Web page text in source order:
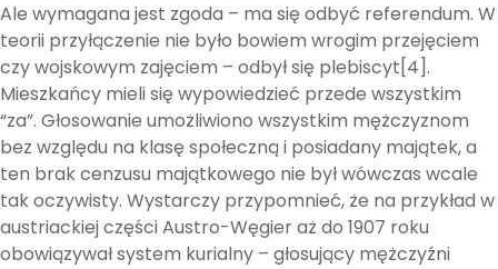
Ale wymagana jest zgoda – ma się odbyć referendum. W
teorii przyłączenie nie było bowiem wrogim przejęciem
czy wojskowym zajęciem – odbył się plebiscyt[4].
Mieszkańcy mieli się wypowiedzieć przede wszystkim
“za”. Głosowanie umożliwiono wszystkim mężczyznom
bez względu na klasę społeczną i posiadany majątek, a
ten brak cenzusu majątkowego nie był wówczas wcale
tak oczywisty. Wystarczy przypomnieć, że na przykład w
austriackiej części Austro-Węgier aż do 1907 roku
obowiązywał system kurialny – głosujący mężczyźni